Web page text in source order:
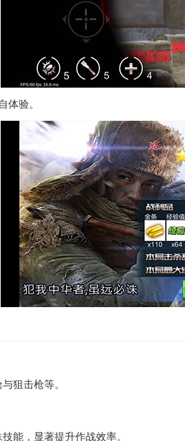
体验。
狙击枪等。
能，显著提升作战效率。